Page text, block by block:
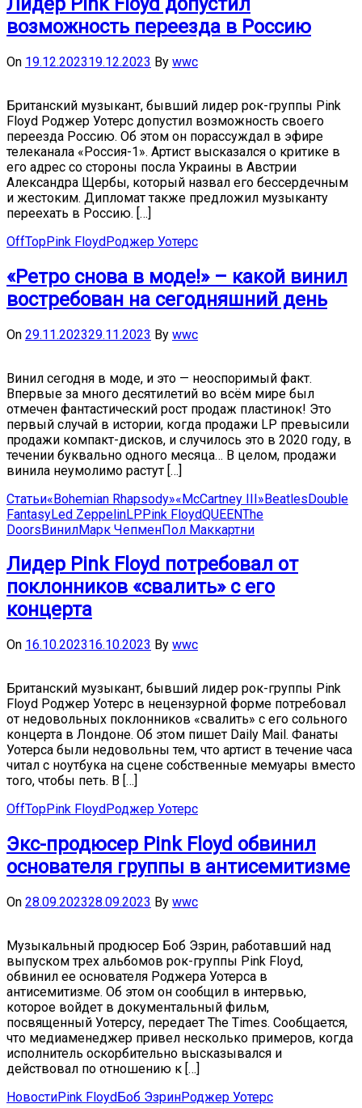
возможность переезда в Россию
On 19.12.202319.12.2023 By wwc
Британский музыкант, бывший лидер рок-группы Pink
Floyd Роджер Уотерс допустил возможность своего
переезда Россию. Об этом он порассуждал в эфире
телеканала «Россия-1». Артист высказался о критике в
его адрес со стороны посла Украины в Австрии
Александра Щербы, который назвал его бессердечным
и жестоким. Дипломат также предложил музыканту
переехать в Россию. […]
OffTopPink FloydРоджер Уотерс
«Ретро снова в моде!» – какой винил
востребован на сегодняшний день
On 29.11.202329.11.2023 By wwc
Винил сегодня в моде, и это — неоспоримый факт.
Впервые за много десятилетий во всём мире был
отмечен фантастический рост продаж пластинок! Это
первый случай в истории, когда продажи LP превысили
продажи компакт-дисков, и случилось это в 2020 году, в
течении буквально одного месяца… В целом, продажи
винила неумолимо растут […]
Статьи«Bohemian Rhapsody»«McCartney III»BeatlesDouble
FantasyLed ZeppelinLPPink FloydQUEENThe
DoorsВинилМарк ЧепменПол Маккартни
Лидер Pink Floyd потребовал от
поклонников «свалить» с его
концерта
On 16.10.202316.10.2023 By wwc
Британский музыкант, бывший лидер рок-группы Pink
Floyd Роджер Уотерс в нецензурной форме потребовал
от недовольных поклонников «свалить» с его сольного
концерта в Лондоне. Об этом пишет Daily Mail. Фанаты
Уотерса были недовольны тем, что артист в течение часа
читал с ноутбука на сцене собственные мемуары вместо
того, чтобы петь. В […]
OffTopPink Floyd Роджер Уотерс
Экс-продюсер Pink Floyd обвинил
основателя группы в антисемитизме
On 28.09.202328.09.2023 By wwc
Музыкальный продюсер Боб Эзрин, работавший над
выпуском трех альбомов рок-группы Pink Floyd,
обвинил ее основателя Роджера Уотерса в
антисемитизме. Об этом он сообщил в интервью,
которое войдет в документальный фильм,
посвященный Уотерсу, передает The Times. Сообщается,
что медиаменеджер привел несколько примеров, когда
исполнитель оскорбительно высказывался и
действовал по отношению к […]
НовостиPink Floyd Боб ЭзринРоджер Уотерс